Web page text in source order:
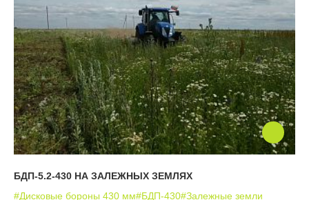
БДП-5.2-430 НА ЗАЛЕЖНЫХ ЗЕМЛЯХ
#Дисковые бороны 430 мм#БДП-430#Залежные земли